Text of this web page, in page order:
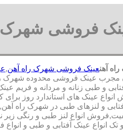
فروشی شهرک
آهنعینک فروشی شهرک راه آهن,
مجرب عینک فروشی محدوده شهرک
و طبی زنانه و مردانه و فریم
عینک های استاندارد روز برای
و لنزهای طبی در شهرک راه
انواع لنز طبی و رنگی زیر
تک انواع عینک آفتابی و طبی و